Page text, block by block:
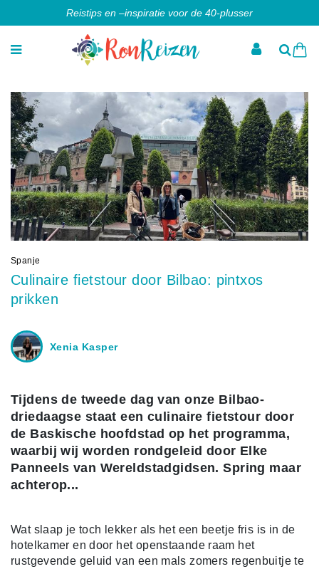
Reistips en –inspiratie voor de 40-plusser
Spanje
Culinaire fietstour door Bilbao: pintxos
prikken
Xenia Kasper
Tijdens de tweede dag van onze Bilbao-
driedaagse staat een culinaire fietstour door
de Baskische hoofdstad op het programma,
waarbij wij worden rondgeleid door Elke
Panneels van Wereldstadgidsen. Spring maar
achterop...
Wat slaap je toch lekker als het een beetje fris is in de
hotelkamer en door het openstaande raam het
rustgevende geluid van een mals zomers regenbuitje te